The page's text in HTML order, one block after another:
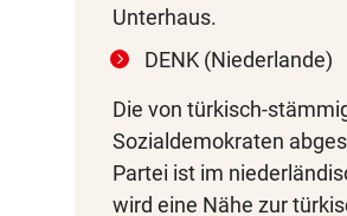
Unterhaus.
DENK (Niederlande)
Die von türkisch-
Sozialdemokraten
Partei ist im
wird eine Nähe zur